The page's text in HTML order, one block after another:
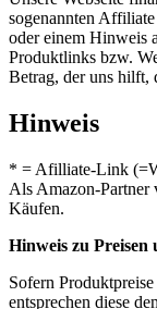
sogenannten
oder einem Hinweis
Produktlinks bzw.
Betrag, der uns hilft,
Hinweis
* = Afilliate-Link
Als Amazon-Partner
Käufen.
Hinweis zu
Sofern
entsprechen diese